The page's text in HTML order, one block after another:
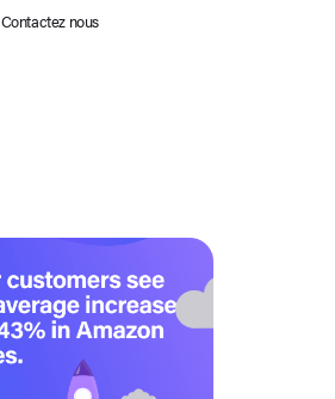
Contactez nous